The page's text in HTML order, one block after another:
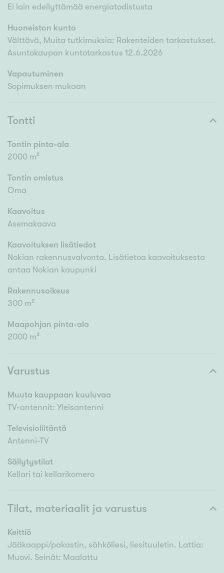
Ei lain edellyttämää energiatodistusta
Huoneiston kunto
Välttävä, Muita tutkimuksia: Rakenteiden tarkastukset.
Asuntokaupan kuntotarkastus 12.6.2026
Vapautuminen
Sopimuksen mukaan
Tontti
Tontin pinta-ala
2000 m²
Tontin omistus
Oma
Kaavoitus
Asemakaava
Kaavoituksen lisätiedot
Nokian rakennusvalvonta. Lisätietoa kaavoituksesta
antaa Nokian kaupunki
Rakennusoikeus
300 m²
Maapohjan pinta-ala
2000 m²
Varustus
Muuta kauppaan kuuluvaa
TV-antennit: Yleisantenni
Televisioliitäntä
Antenni-TV
Säilytystilat
Kellari tai kellarikomero
Tilat, materiaalit ja varustus
Keittiö
Jääkaappi/pakastin, sähköliesi, liesituuletin. Lattia:
Muovi. Seinät: Maalattu